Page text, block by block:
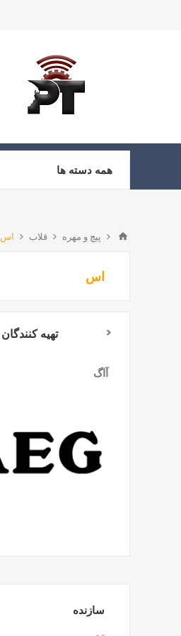
همه دسته ها
پیچ و مهره قلاب اس
اس
تهیه کنندگان
آاگ
سازنده